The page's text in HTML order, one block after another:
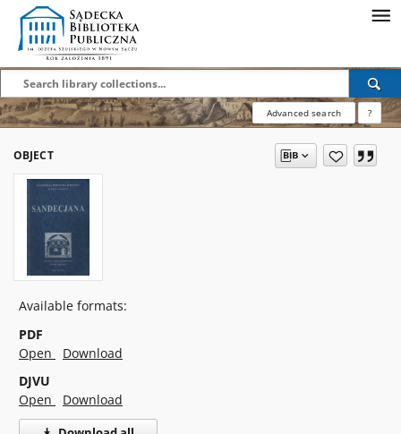
Advanced search ?
OBJECT
Available formats:
PDF
Open
Download
DJVU
Open
Download